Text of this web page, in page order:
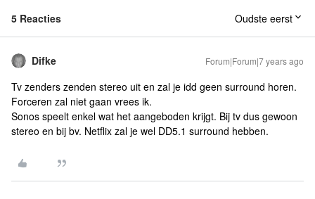
5 Reacties Oudste eerst
Difke Forum|Forum|7 years ago
Tv zenders zenden stereo uit en zal je idd geen surround horen.
Forceren zal niet gaan vrees ik.
Sonos speelt enkel wat het aangeboden krijgt. Bij tv dus gewoon
stereo en bij bv. Netflix zal je wel DD5.1 surround hebben.